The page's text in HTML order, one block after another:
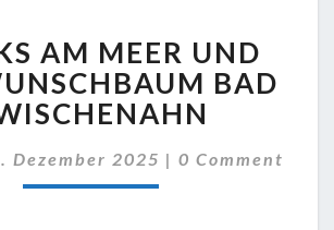
AM
MEER
UND
DER
BAD
ZWISCHENAHN
AM MEER UND
BAD
Dezember 2025 | Comments
0 Comment